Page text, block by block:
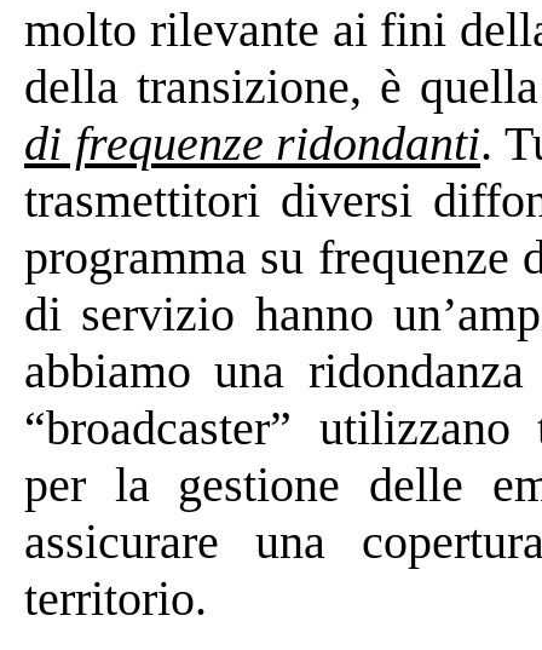
molto rilevante ai fini
della transizione, è
di frequenze ridondanti.
trasmettitori diversi
programma su frequenze
di servizio hanno
abbiamo una
“broadcaster” utilizzano
per la gestione delle
assicurare una
territorio.